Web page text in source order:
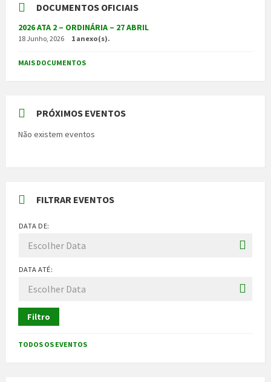
DOCUMENTOS OFICIAIS
2026 ATA 2 – ORDINÁRIA – 27 ABRIL
18 Junho, 2026 1 anexo(s).
MAIS DOCUMENTOS
PRÓXIMOS EVENTOS
Não existem eventos
FILTRAR EVENTOS
DATA DE:
DATA ATÉ:
Filtro
TODOS OS EVENTOS